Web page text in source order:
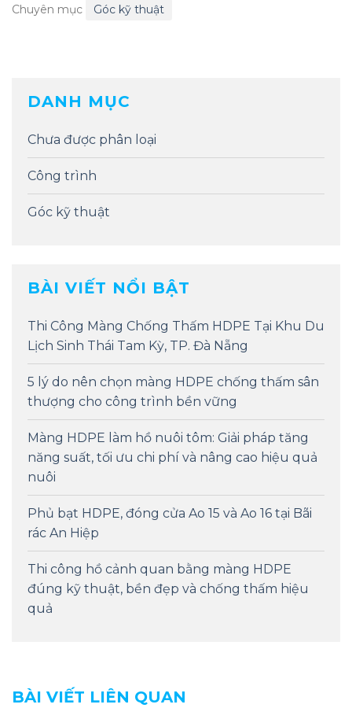
Chuyên mục Góc kỹ thuật
DANH MỤC
Chưa được phân loại
Công trình
Góc kỹ thuật
BÀI VIẾT NỔI BẬT
Thi Công Màng Chống Thấm HDPE Tại Khu Du
Lịch Sinh Thái Tam Kỳ, TP. Đà Nẵng
5 lý do nên chọn màng HDPE chống thấm sân
thượng cho công trình bền vững
Màng HDPE làm hồ nuôi tôm: Giải pháp tăng
năng suất, tối ưu chi phí và nâng cao hiệu quả
nuôi
Phủ bạt HDPE, đóng cửa Ao 15 và Ao 16 tại Bãi
rác An Hiệp
Thi công hồ cảnh quan bằng màng HDPE
đúng kỹ thuật, bền đẹp và chống thấm hiệu
quả
BÀI VIẾT LIÊN QUAN